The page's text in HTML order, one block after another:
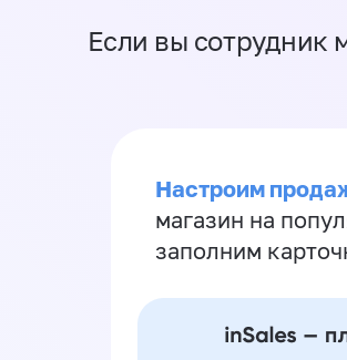
Если вы сотрудник
Настроим
магазин на
заполним